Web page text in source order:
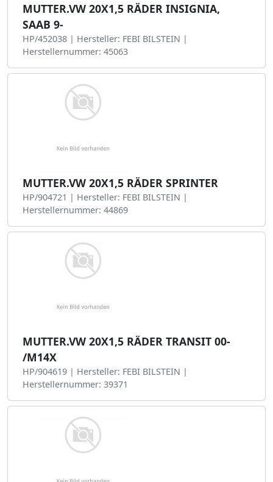
MUTTER.VW 20X1,5 RÄDER INSIGNIA,
SAAB 9-
HP/452038 | Hersteller: FEBI BILSTEIN |
Herstellernummer: 45063
MUTTER.VW 20X1,5 RÄDER SPRINTER
HP/904721 | Hersteller: FEBI BILSTEIN |
Herstellernummer: 44869
MUTTER.VW 20X1,5 RÄDER TRANSIT 00-
/M14X
HP/904619 | Hersteller: FEBI BILSTEIN |
Herstellernummer: 39371